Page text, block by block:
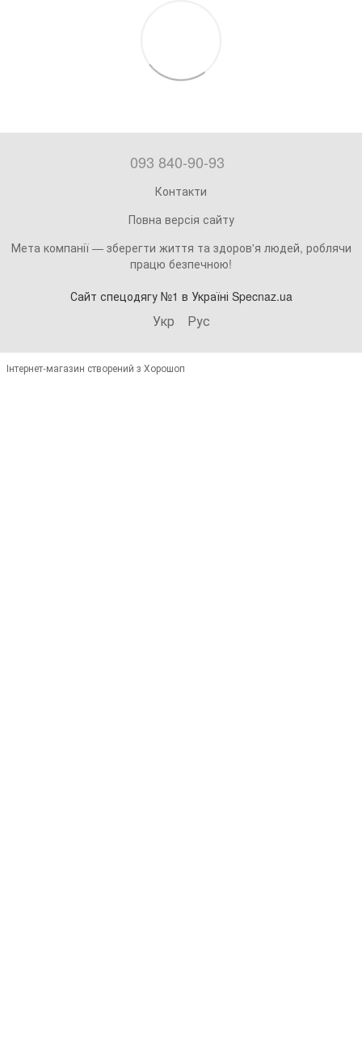
093 840-90-93
Контакти
Повна версія сайту
Мета компанії — зберегти життя та здоров'я людей, роблячи
працю безпечною!
Сайт спецодягу №1 в Україні Specnaz.ua
Укр Рус
Інтернет-магазин створений з Хорошоп